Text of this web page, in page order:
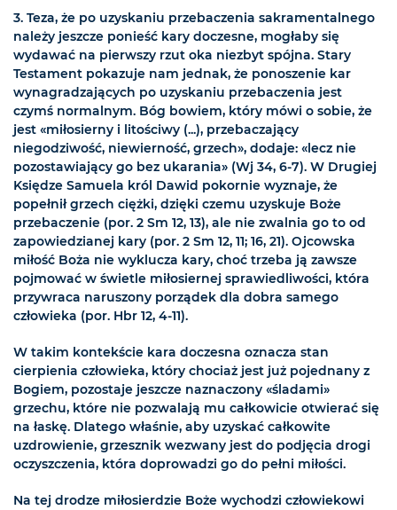
3. Teza, że po uzyskaniu przebaczenia sakramentalnego
należy jeszcze ponieść kary doczesne, mogłaby się
wydawać na pierwszy rzut oka niezbyt spójna. Stary
Testament pokazuje nam jednak, że ponoszenie kar
wynagradzających po uzyskaniu przebaczenia jest
czymś normalnym. Bóg bowiem, który mówi o sobie, że
jest «miłosierny i litościwy (...), przebaczający
niegodziwość, niewierność, grzech», dodaje: «lecz nie
pozostawiający go bez ukarania» (Wj 34, 6-7). W Drugiej
Księdze Samuela król Dawid pokornie wyznaje, że
popełnił grzech ciężki, dzięki czemu uzyskuje Boże
przebaczenie (por. 2 Sm 12, 13), ale nie zwalnia go to od
zapowiedzianej kary (por. 2 Sm 12, 11; 16, 21). Ojcowska
miłość Boża nie wyklucza kary, choć trzeba ją zawsze
pojmować w świetle miłosiernej sprawiedliwości, która
przywraca naruszony porządek dla dobra samego
człowieka (por. Hbr 12, 4-11).
W takim kontekście kara doczesna oznacza stan
cierpienia człowieka, który chociaż jest już pojednany z
Bogiem, pozostaje jeszcze naznaczony «śladami»
grzechu, które nie pozwalają mu całkowicie otwierać się
na łaskę. Dlatego właśnie, aby uzyskać całkowite
uzdrowienie, grzesznik wezwany jest do podjęcia drogi
oczyszczenia, która doprowadzi go do pełni miłości.
Na tej drodze miłosierdzie Boże wychodzi człowiekowi